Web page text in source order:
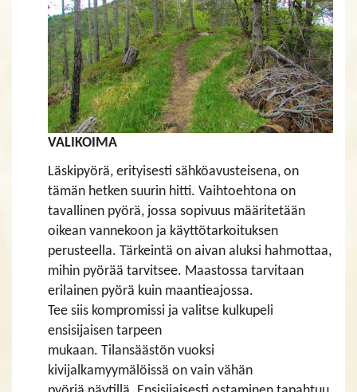
VALIKOIMA
Läskipyörä, erityisesti sähköavusteisena, on
tämän hetken suurin hitti. Vaihtoehtona on
tavallinen pyörä, jossa sopivuus määritetään
oikean vannekoon ja käyttötarkoituksen
perusteella. Tärkeintä on aivan aluksi hahmottaa,
mihin pyörää tarvitsee. Maastossa tarvitaan
erilainen pyörä kuin maantieajossa.
Tee siis kompromissi ja valitse kulkupeli
ensisijaisen tarpeen
mukaan. Tilansäästön vuoksi
kivijalkamyymälöissä on vain vähän